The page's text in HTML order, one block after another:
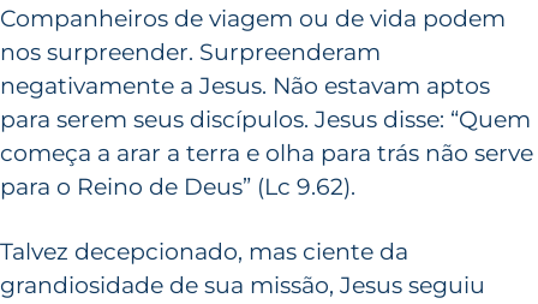
Companheiros de viagem ou de vida podem
nos surpreender. Surpreenderam
negativamente a Jesus. Não estavam aptos
para serem seus discípulos. Jesus disse: “Quem
começa a arar a terra e olha para trás não serve
para o Reino de Deus” (Lc 9.62).
Talvez decepcionado, mas ciente da
grandiosidade de sua missão, Jesus seguiu